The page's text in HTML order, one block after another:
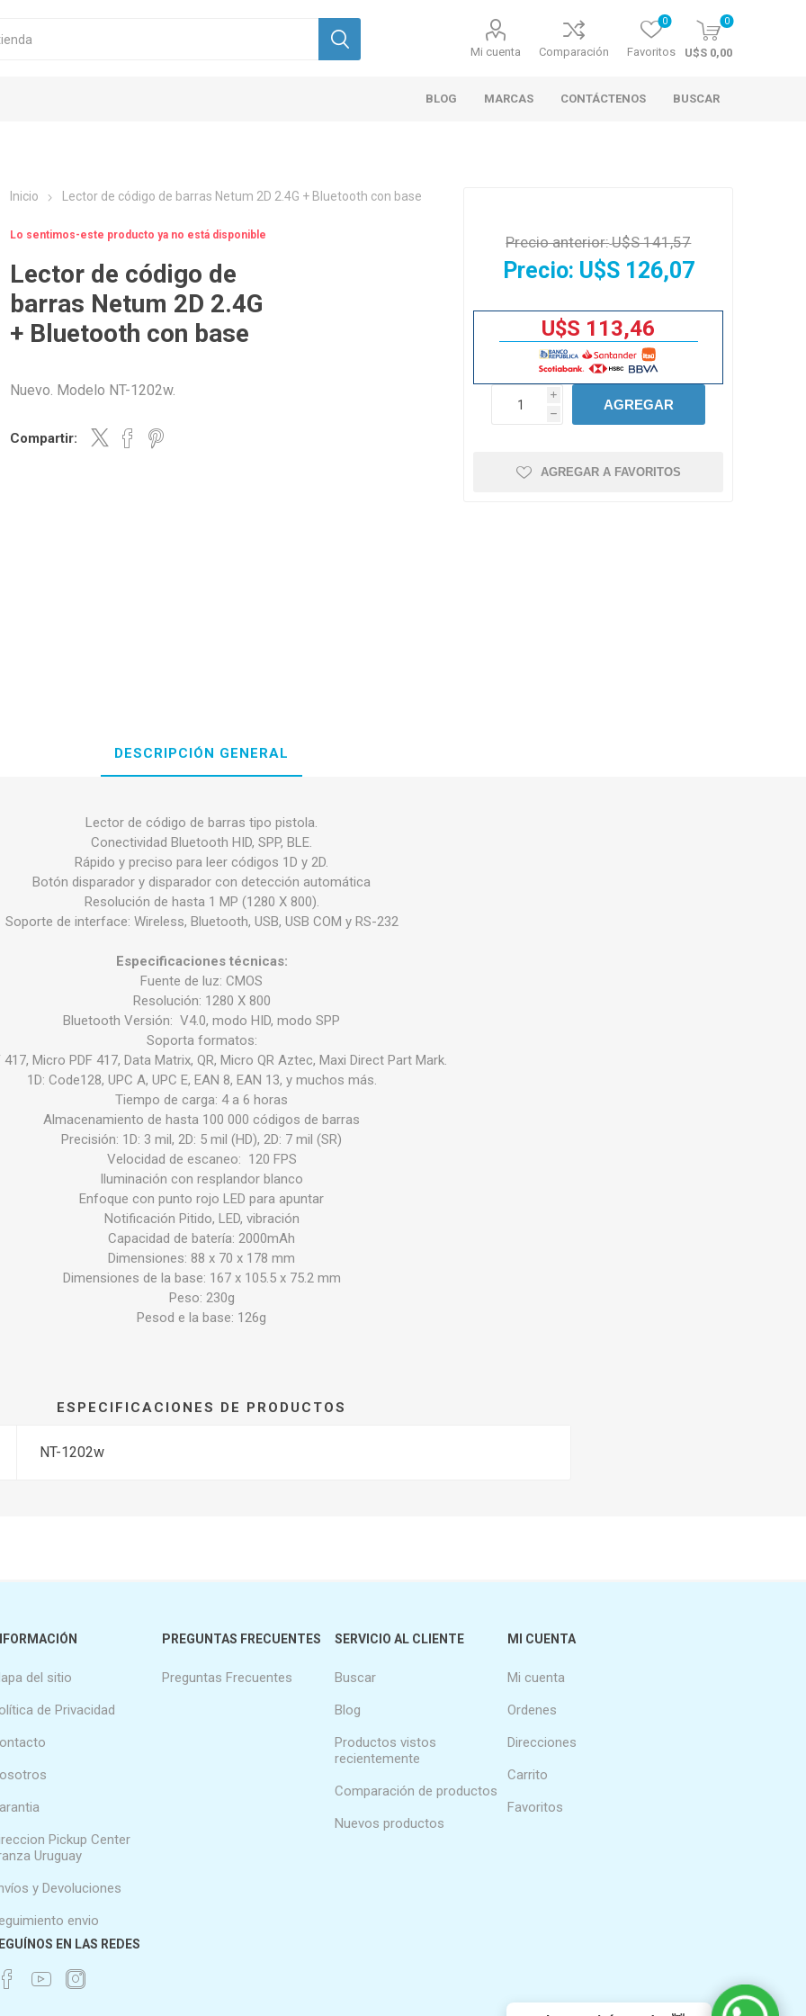
Mi cuenta Comparación Favoritos
0 0
U$S 0,00
BLOG MARCAS CONTÁCTENOS BUSCAR
Inicio Lector de código de barras Netum 2D 2.4G + Bluetooth con base
Lo sentimos-este producto ya no está disponible
Lector de código de
barras Netum 2D 2.4G
+ Bluetooth con base
Nuevo. Modelo NT-1202w.
Compartir:
Precio anterior:U$S 141,57
Precio: U$S 126,07
U$S 113,46
i
h
AGREGAR
AGREGAR A FAVORITOS
DESCRIPCIÓN GENERAL
Lector de código de barras tipo pistola.
Conectividad Bluetooth HID, SPP, BLE.
Rápido y preciso para leer códigos 1D y 2D.
Botón disparador y disparador con detección automática
Resolución de hasta 1 MP (1280 X 800).
Soporte de interface: Wireless, Bluetooth, USB, USB COM y RS-232
Especificaciones técnicas:
Fuente de luz: CMOS
Resolución: 1280 X 800
Bluetooth Versión: V4.0, modo HID, modo SPP
Soporta formatos:
417, Micro PDF 417, Data Matrix, QR, Micro QR Aztec, Maxi Direct Part Mark.
1D: Code128, UPC A, UPC E, EAN 8, EAN 13, y muchos más.
Tiempo de carga: 4 a 6 horas
Almacenamiento de hasta 100 000 códigos de barras
Precisión: 1D: 3 mil, 2D: 5 mil (HD), 2D: 7 mil (SR)
Velocidad de escaneo: 120 FPS
Iluminación con resplandor blanco
Enfoque con punto rojo LED para apuntar
Notificación Pitido, LED, vibración
Capacidad de batería: 2000mAh
Dimensiones: 88 x 70 x 178 mm
Dimensiones de la base: 167 x 105.5 x 75.2 mm
Peso: 230g
Pesod e la base: 126g
ESPECIFICACIONES DE PRODUCTOS
NT-1202w
del sitio
de Privacidad
Pickup Center
Uruguay
y Devoluciones
envio
PREGUNTAS FRECUENTES
Preguntas Frecuentes
SERVICIO AL CLIENTE
Buscar
Blog
Productos vistos
recientemente
Comparación de productos
Nuevos productos
MI CUENTA
Mi cuenta
Ordenes
Direcciones
Carrito
Favoritos
EN LAS REDES